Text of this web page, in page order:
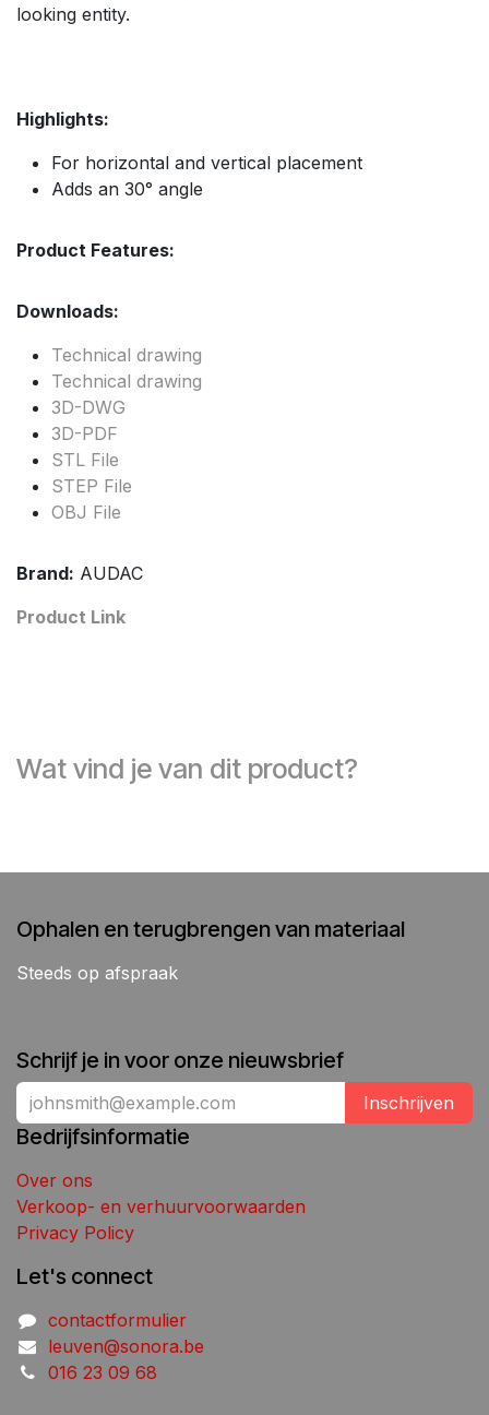
looking entity.
Highlights:
For horizontal and vertical placement
Adds an 30° angle
Product Features:
Downloads:
Technical drawing
Technical drawing
3D-DWG
3D-PDF
STL File
STEP File
OBJ File
Brand: AUDAC
Product Link
Wat vind je van dit product?
Ophalen en terugbrengen van materiaal
Steeds op afspraak
Schrijf je in voor onze nieuwsbrief
Inschrijven
Bedrijfsinformatie
Over ons
Verkoop- en verhuurvoorwaarden
Privacy Policy
Let's connect
contactformulier
leuven@sonora.be
016 23 09 68